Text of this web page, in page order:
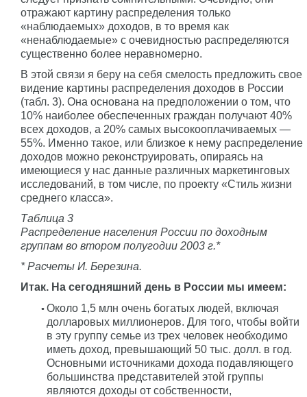
отражают картину распределения только
«наблюдаемых» доходов, в то время как
«ненаблюдаемые» с очевидностью распределяются
существенно более неравномерно.
В этой связи я беру на себя смелость предложить свое
видение картины распределения доходов в России
(табл. 3). Она основана на предположении о том, что
10% наиболее обеспеченных граждан получают 40%
всех доходов, а 20% самых высокооплачиваемых —
55%. Именно такое, или близкое к нему распределение
доходов можно реконструировать, опираясь на
имеющиеся у нас данные различных маркетинговых
исследований, в том числе, по проекту «Стиль жизни
среднего класса».
Таблица 3
Распределение населения России по доходным
группам во втором полугодии 2003 г.*
* Расчеты И. Березина.
Итак. На сегодняшний день в России мы имеем:
Около 1,5 млн очень богатых людей, включая
долларовых миллионеров. Для того, чтобы войти
в эту группу семье из трех человек необходимо
иметь доход, превышающий 50 тыс. долл. в год.
Основными источниками дохода подавляющего
большинства представителей этой группы
являются доходы от собственности,